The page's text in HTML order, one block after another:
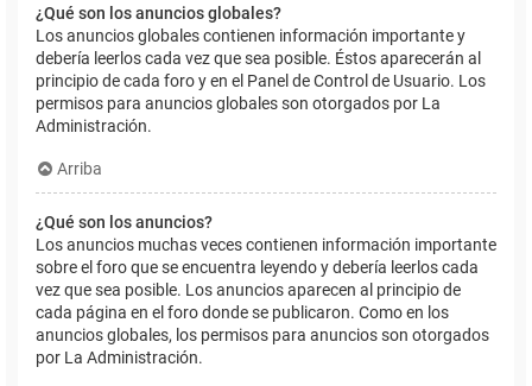
¿Qué son los anuncios globales?
Los anuncios globales contienen información importante y
debería leerlos cada vez que sea posible. Éstos aparecerán al
principio de cada foro y en el Panel de Control de Usuario. Los
permisos para anuncios globales son otorgados por La
Administración.
Arriba
¿Qué son los anuncios?
Los anuncios muchas veces contienen información importante
sobre el foro que se encuentra leyendo y debería leerlos cada
vez que sea posible. Los anuncios aparecen al principio de
cada página en el foro donde se publicaron. Como en los
anuncios globales, los permisos para anuncios son otorgados
por La Administración.